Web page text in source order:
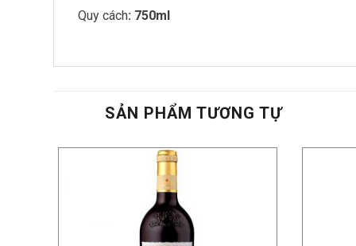
Quy cách: 750ml
SẢN PHẨM TƯƠNG TỰ